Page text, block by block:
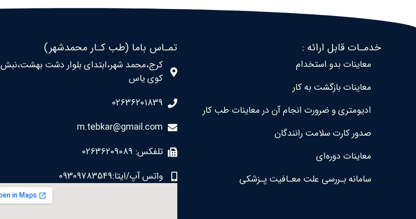
خدمـات قابل ارائه :
معاینات بدو استخدام
معاینات بازگشت به کار
ادیومتری و ضرورت انجام آن در معاینات طب کار
صدور کارت سلامت رانندگان
معاینات دوره‌ای
سامانه بـررسی علت معـافیت پـزشکی
تمـاس باما (طب کـار محمدشهر)
کرج،محمد شهر،ابتدای بلوار دشت بهشت،نبش
کوی یاس
02636201839
m.tebkar@gmail.com
تلفکس: 02636209089
واتس آپ/ایتا:09309783549